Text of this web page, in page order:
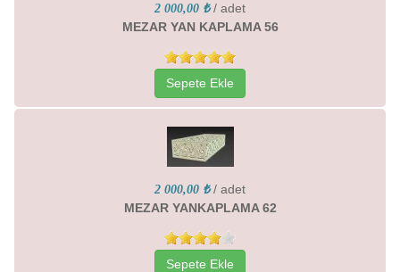
2 000,00 ₺ / adet
MEZAR YAN KAPLAMA 56
Sepete Ekle
2 000,00 ₺ / adet
MEZAR YANKAPLAMA 62
Sepete Ekle